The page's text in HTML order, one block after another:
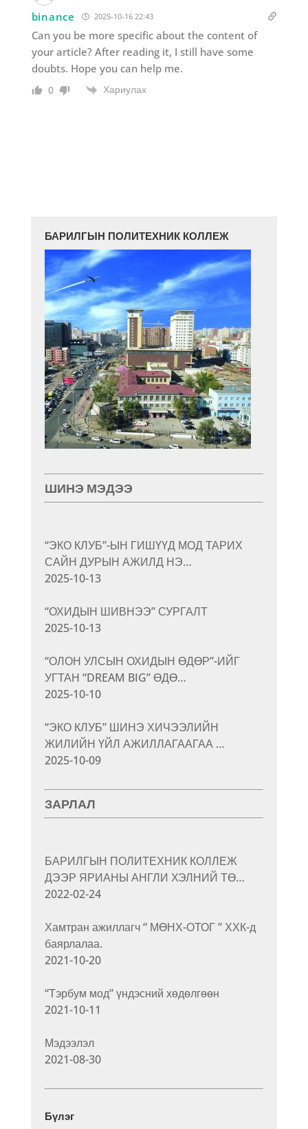
binance 2025-10-16 22:43
Can you be more specific about the content of
your article? After reading it, I still have some
doubts. Hope you can help me.
0 Хариулах
БАРИЛГЫН ПОЛИТЕХНИК КОЛЛЕЖ
ШИНЭ МЭДЭЭ
“ЭКО КЛУБ”-ЫН ГИШҮҮД МОД ТАРИХ
САЙН ДУРЫН АЖИЛД НЭ…
2025-10-13
“ОХИДЫН ШИВНЭЭ” СУРГАЛТ
2025-10-13
“ОЛОН УЛСЫН ОХИДЫН ӨДӨР”-ИЙГ
УГТАН “DREAM BIG” ӨДӨ…
2025-10-10
“ЭКО КЛУБ” ШИНЭ ХИЧЭЭЛИЙН
ЖИЛИЙН ҮЙЛ АЖИЛЛАГААГАА …
2025-10-09
ЗАРЛАЛ
БАРИЛГЫН ПОЛИТЕХНИК КОЛЛЕЖ
ДЭЭР ЯРИАНЫ АНГЛИ ХЭЛНИЙ ТӨ…
2022-02-24
Хамтран ажиллагч “ МӨНХ-ОТОГ ” ХХК-д
баярлалаа.
2021-10-20
“Тэрбум мод” үндэсний хөдөлгөөн
2021-10-11
Мэдээлэл
2021-08-30
Бүлэг